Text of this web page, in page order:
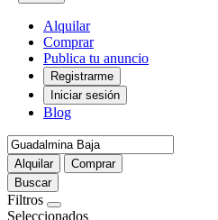
Alquilar
Comprar
Publica tu anuncio
Registrarme
Iniciar sesión
Blog
Alquilar
Comprar
Buscar
Filtros
Seleccionados